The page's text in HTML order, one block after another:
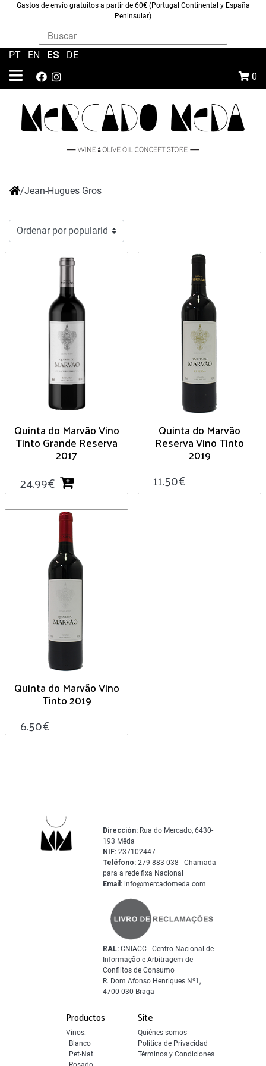
Gastos de envío gratuitos a partir de 60€ (Portugal Continental y España
Peninsular)
0
PT EN ES DE
/Jean-Hugues Gros
Quinta do Marvão Vino
Tinto Grande Reserva
2017
24.99€
Quinta do Marvão
Reserva Vino Tinto
2019
11.50€
Quinta do Marvão Vino
Tinto 2019
6.50€
Productos
Vinos:
Blanco
Pet-Nat
Site
Quiénes somos
Política de Privacidad
Términos y Condiciones
Dirección: Rua do Mercado, 6430-
193 Mêda
NIF: 237102447
Teléfono: 279 883 038 - Chamada
para a rede fixa Nacional
Email: info@mercadomeda.com
RAL: CNIACC - Centro Nacional de
Informação e Arbitragem de
Conflitos de Consumo
R. Dom Afonso Henriques Nº1,
4700-030 Braga